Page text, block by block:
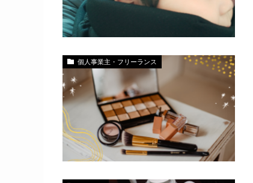
個人事業主・フリーランス